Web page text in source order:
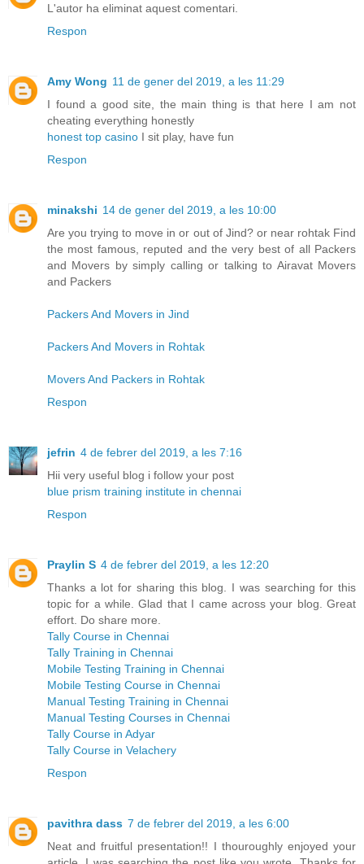
L'autor ha eliminat aquest comentari.
Respon
Amy Wong 11 de gener del 2019, a les 11:29
I found a good site, the main thing is that here I am not
cheating everything honestly
honest top casino I sit play, have fun
Respon
minakshi 14 de gener del 2019, a les 10:00
Are you trying to move in or out of Jind? or near rohtak Find
the most famous, reputed and the very best of all Packers
and Movers by simply calling or talking to Airavat Movers
and Packers
Packers And Movers in Jind
Packers And Movers in Rohtak
Movers And Packers in Rohtak
Respon
jefrin 4 de febrer del 2019, a les 7:16
Hii very useful blog i follow your post
blue prism training institute in chennai
Respon
Praylin S 4 de febrer del 2019, a les 12:20
Thanks a lot for sharing this blog. I was searching for this
topic for a while. Glad that I came across your blog. Great
effort. Do share more.
Tally Course in Chennai
Tally Training in Chennai
Mobile Testing Training in Chennai
Mobile Testing Course in Chennai
Manual Testing Training in Chennai
Manual Testing Courses in Chennai
Tally Course in Adyar
Tally Course in Velachery
Respon
pavithra dass 7 de febrer del 2019, a les 6:00
Neat and fruitful presentation!! I thouroughly enjoyed your